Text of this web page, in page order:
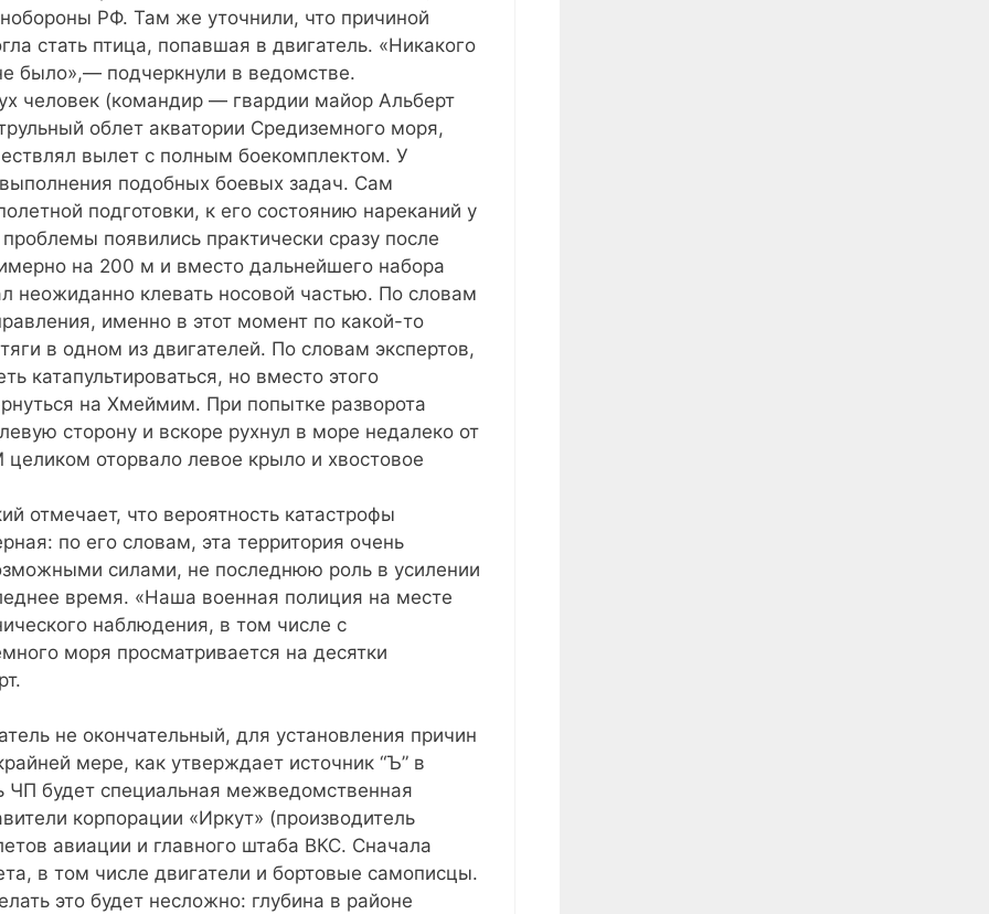
РФ. Там же уточнили, что причиной
стать птица, попавшая в двигатель. «Никакого
было»,— подчеркнули в ведомстве.
человек (командир — гвардии майор Альберт
облет акватории Средиземного моря,
вылет с полным боекомплектом. У
подобных боевых задач. Сам
подготовки, к его состоянию нареканий у
появились практически сразу после
на 200 м и вместо дальнейшего набора
неожиданно клевать носовой частью. По словам
именно в этот момент по какой-то
в одном из двигателей. По словам экспертов,
катапультироваться, но вместо этого
на Хмеймим. При попытке разворота
сторону и вскоре рухнул в море недалеко от
оторвало левое крыло и хвостовое
отмечает, что вероятность катастрофы
по его словам, эта территория очень
силами, не последнюю роль в усилении
время. «Наша военная полиция на месте
наблюдения, в том числе с
моря просматривается на десятки
не окончательный, для установления причин
мере, как утверждает источник “Ъ” в
ЧП будет специальная межведомственная
корпорации «Иркут» (производитель
авиации и главного штаба ВКС. Сначала
в том числе двигатели и бортовые самописцы.
это будет несложно: глубина в районе